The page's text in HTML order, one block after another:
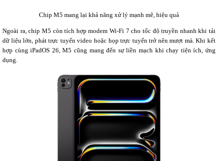
Chip M5 mang lại khả năng xử lý mạnh mẽ, hiệu quả
Ngoài ra, chip M5 còn tích hợp modem Wi-Fi 7 cho tốc độ truyền nhanh khi tải
dữ liệu lớn, phát trực tuyến video hoặc họp trực tuyến trở nên mượt mà. Khi kết
hợp cùng iPadOS 26, M5 cũng mang đến sự liền mạch khi chạy tiện ích, ứng
dụng.